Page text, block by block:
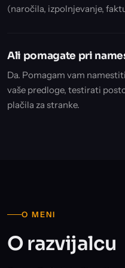
(naročila, izpolnjevanje,
Ali pomagate pri
Da. Pomagam vam
vaše predloge, testirati
plačila za stranke.
O MENI
O razvijalcu